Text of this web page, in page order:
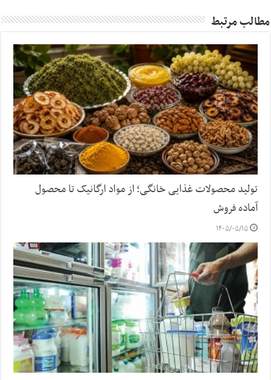
مطالب مرتبط
تولید محصولات غذایی خانگی؛ از مواد ارگانیک تا محصول
آماده فروش
۱۴۰۵/۰۵/۱۵